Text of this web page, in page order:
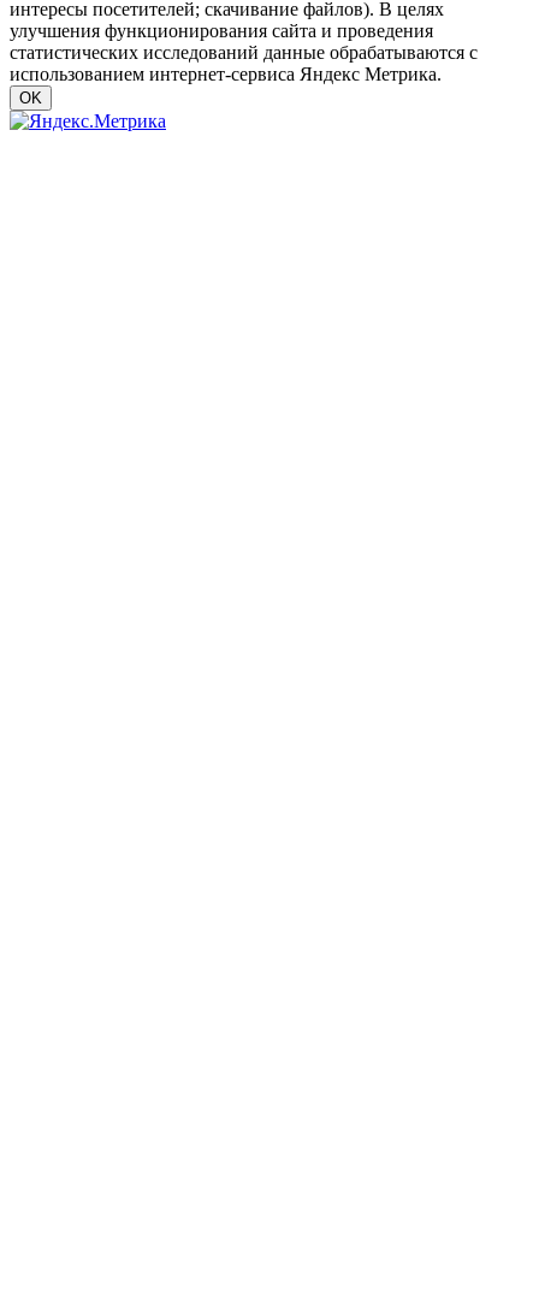
интересы посетителей; скачивание файлов). В целях
улучшения функционирования сайта и проведения
статистических исследований данные обрабатываются с
использованием интернет-сервиса Яндекс Метрика.
OK